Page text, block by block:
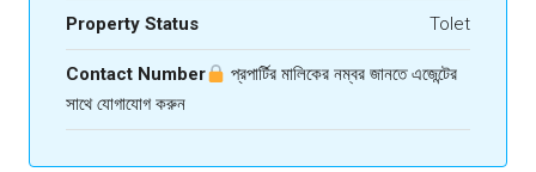
Property Status Tolet
Contact Number
প্রপার্টির মালিকের নম্বর জানতে এজেন্টের
সাথে যোগাযোগ করুন